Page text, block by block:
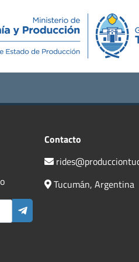
Novedades Contacto
Contacto
Tucumán, Argentina